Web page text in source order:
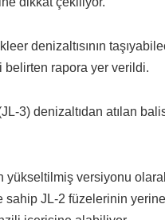
denizaltısının
belirten rapora yer verildi.
3) denizaltıdan atılan
yükseltilmiş versiyonu
JL-2 füzelerinin